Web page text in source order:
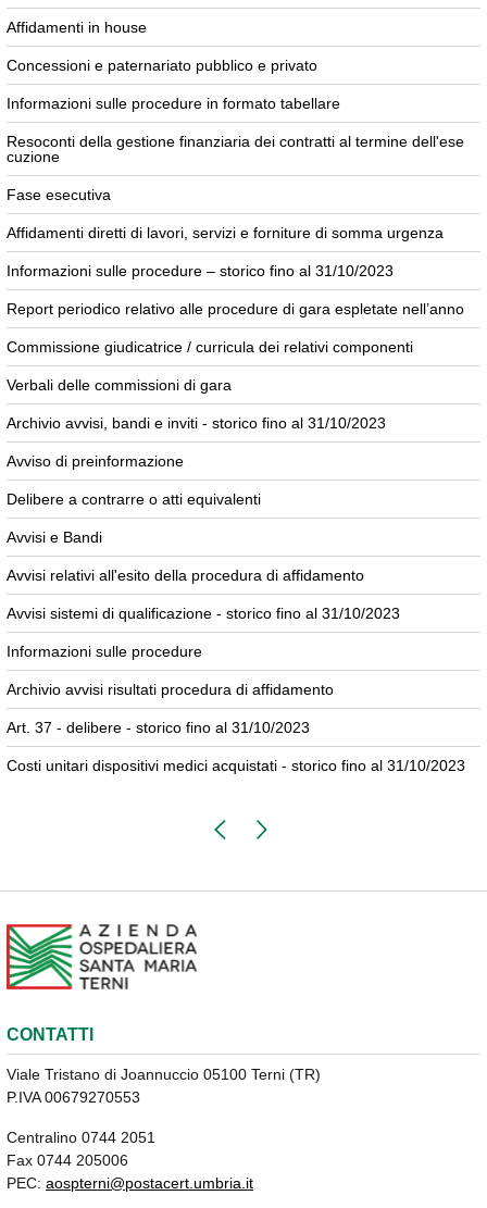
Affidamenti in house
Concessioni e paternariato pubblico e privato
Informazioni sulle procedure in formato tabellare
Resoconti della gestione finanziaria dei contratti al termine dell'ese
cuzione
Fase esecutiva
Affidamenti diretti di lavori, servizi e forniture di somma urgenza
Informazioni sulle procedure – storico fino al 31/10/2023
Report periodico relativo alle procedure di gara espletate nell’anno
Commissione giudicatrice / curricula dei relativi componenti
Verbali delle commissioni di gara
Archivio avvisi, bandi e inviti - storico fino al 31/10/2023
Avviso di preinformazione
Delibere a contrarre o atti equivalenti
Avvisi e Bandi
Avvisi relativi all'esito della procedura di affidamento
Avvisi sistemi di qualificazione - storico fino al 31/10/2023
Informazioni sulle procedure
Archivio avvisi risultati procedura di affidamento
Art. 37 - delibere - storico fino al 31/10/2023
Costi unitari dispositivi medici acquistati - storico fino al 31/10/2023
Pagina precedente
Pagina successiva
CONTATTI
Viale Tristano di Joannuccio 05100 Terni (TR)
P.IVA 00679270553
Centralino 0744 2051
Fax 0744 205006
PEC: aospterni@postacert.umbria.it